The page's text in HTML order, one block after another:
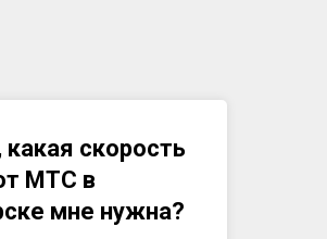
скорость
МТС в
мне нужна?